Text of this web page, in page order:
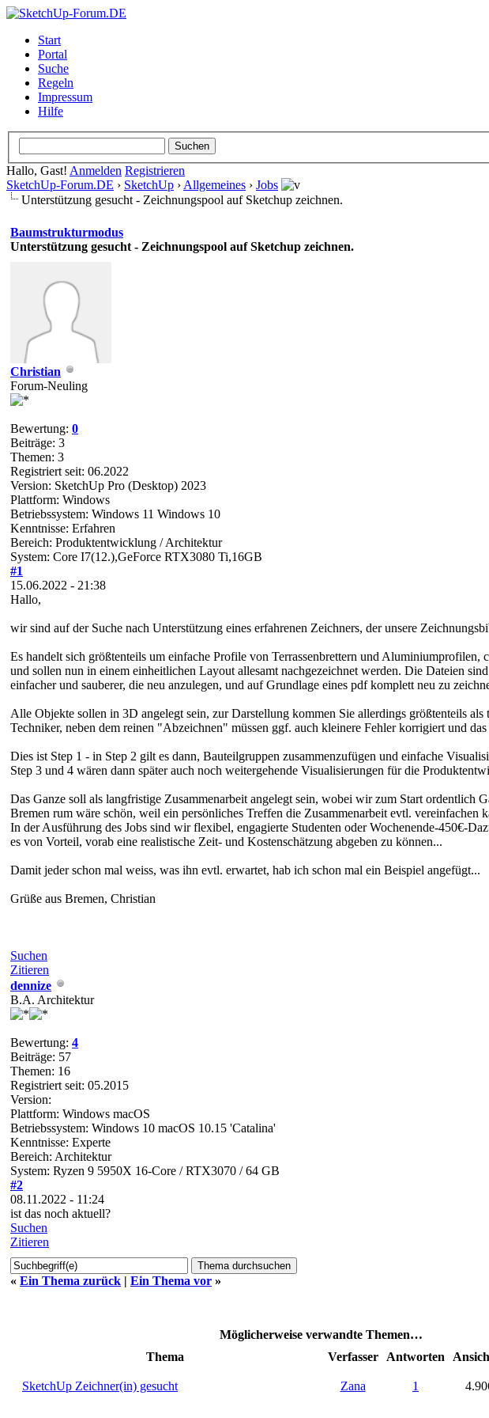
Start
Portal
Suche
Regeln
Impressum
Hilfe
Hallo, Gast! Anmelden Registrieren
SketchUp-Forum.DE › SketchUp › Allgemeines › Jobs
Unterstützung gesucht - Zeichnungspool auf Sketchup zeichnen.
Baumstrukturmodus
Unterstützung gesucht - Zeichnungspool auf Sketchup zeichnen.
Christian
Forum-Neuling
Bewertung: 0
Beiträge: 3
Themen: 3
Registriert seit: 06.2022
Version: SketchUp Pro (Desktop) 2023
Plattform: Windows
Betriebssystem: Windows 11 Windows 10
Kenntnisse: Erfahren
Bereich: Produktentwicklung / Architektur
System: Core I7(12.),GeForce RTX3080 Ti,16GB
#1
15.06.2022 - 21:38
Hallo,
wir sind auf der Suche nach Unterstützung eines erfahrenen Zeichners, der unsere
Es handelt sich größtenteils um einfache Profile von Terrassenbrettern und
und sollen nun in einem einheitlichen Layout allesamt nachgezeichnet werden. Die Dateien
einfacher und sauberer, die neu anzulegen, und auf Grundlage eines pdf komplett neu zu
Alle Objekte sollen in 3D angelegt sein, zur Darstellung kommen Sie allerdings größtenteils
Techniker, neben dem reinen "Abzeichnen" müssen ggf. auch kleinere Fehler korrigiert und
Dies ist Step 1 - in Step 2 gilt es dann, Bauteilgruppen zusammenzufügen und einfache
Step 3 und 4 wären dann später auch noch weitergehende Visualisierungen für die
Das Ganze soll als langfristige Zusammenarbeit angelegt sein, wobei wir zum Start ordentlich
Bremen rum wäre schön, weil ein persönliches Treffen die Zusammenarbeit evtl.
In der Ausführung des Jobs sind wir flexibel, engagierte Studenten oder Wochenende-450€-
es von Vorteil, vorab eine realistische Zeit- und Kostenschätzung abgeben zu können...
Damit jeder schon mal weiss, was ihn evtl. erwartet, hab ich schon mal ein Beispiel angefügt...
Grüße aus Bremen, Christian
Suchen
Zitieren
dennize
B.A. Architektur
Bewertung: 4
Beiträge: 57
Themen: 16
Registriert seit: 05.2015
Version:
Plattform: Windows macOS
Betriebssystem: Windows 10 macOS 10.15 'Catalina'
Kenntnisse: Experte
Bereich: Architektur
System: Ryzen 9 5950X 16-Core / RTX3070 / 64 GB
#2
08.11.2022 - 11:24
ist das noch aktuell?
Suchen
Zitieren
« Ein Thema zurück | Ein Thema vor »
Möglicherweise verwandte Themen…
Thema
Verfasser Antworten
SketchUp Zeichner(in) gesucht Zana 1